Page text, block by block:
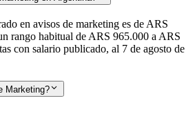
en avisos de marketing es de ARS
rango habitual de ARS 965.000 a ARS
con salario publicado, al 7 de agosto de
Marketing?